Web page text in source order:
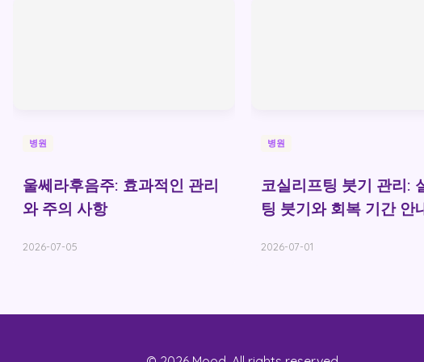
병원
울쎄라후음주: 효과적인 관리
와 주의 사항
2026-07-05
병원
코실리프팅 붓기 관리:
팅 붓기와 회복 기간 안
2026-07-01